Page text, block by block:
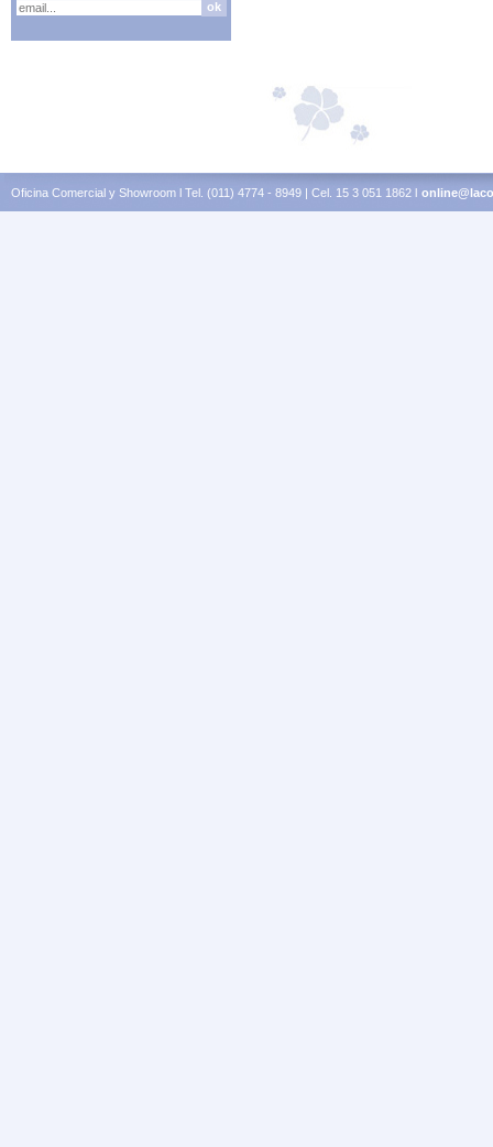
Oficina Comercial y Showroom l Tel. (011) 4774 - 8949 | Cel. 15 3 051 1862 l